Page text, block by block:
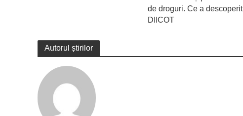
de droguri. Ce a descoperit
DIICOT
Autorul știrilor